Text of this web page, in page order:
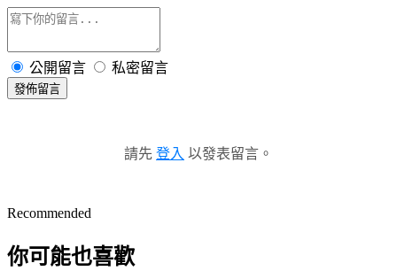
公開留言 私密留言
發佈留言
請先 登入 以發表留言。
Recommended
你可能也喜歡